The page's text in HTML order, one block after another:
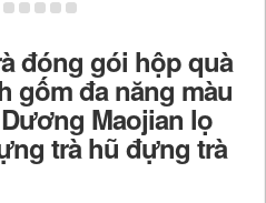
đóng gói hộp quà
gốm đa năng màu
Maojian lọ
trà hũ đựng trà